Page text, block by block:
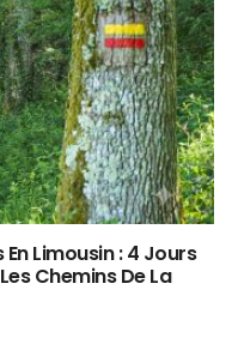
Limousin : 4 Jours
Chemins De La